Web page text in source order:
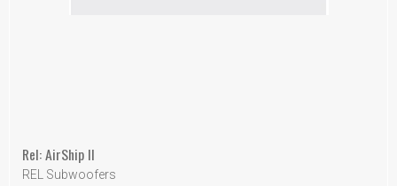
Rel: AirShip ll
REL Subwoofers